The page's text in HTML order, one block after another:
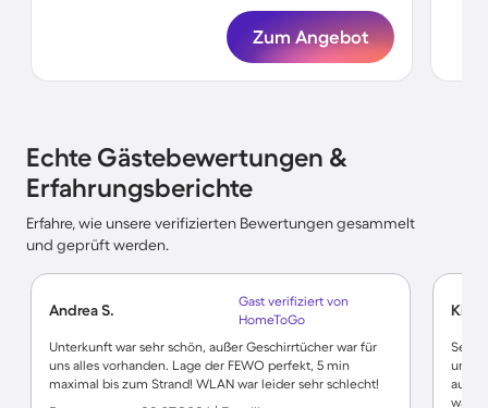
Zum Angebot
Echte Gästebewertungen &
Erfahrungsberichte
Erfahre, wie unsere verifizierten Bewertungen gesammelt
und geprüft werden.
Andrea S.
Gast verifiziert von
HomeToGo
Unterkunft war sehr schön, außer Geschirrtücher war für
uns alles vorhanden. Lage der FEWO perfekt, 5 min
maximal bis zum Strand! WLAN war leider sehr schlecht!
Sehr
uns
außer
wäre